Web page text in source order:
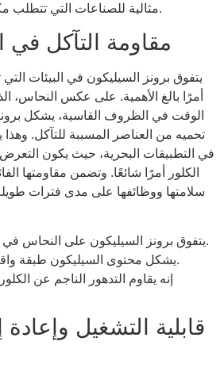
مثالية للصناعات التي تتطلب مكونات قوية وطويلة الأمد.
مقاومة التآكل في
يتفوق برونز السيليكون في البيئات
أمرًا بالغ الأهمية. على عكس النحاس،
الوقت في الظروف القاسية، يشكل
تحميه من العناصر المسببة للتآكل.
في التطبيقات البحرية، حيث يكون التعرض
الكلور أمرًا شائعًا. وتضمن مقاومتها
سلامتها ووظائفها على مدى فترات
يتفوق برونز السيليكون على النحاس في التطبيقات البحرية.
يشكل محتوى السيليكون طبقة واقية قوية ضد التآكل.
إنه يقاوم التدهور الناجم عن
قابلية التشغيل وإعادة